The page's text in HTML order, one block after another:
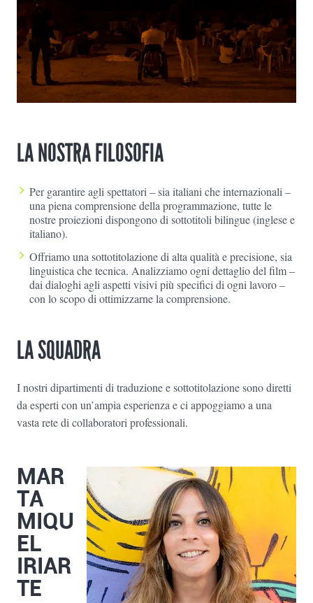
LA NOSTRA FILOSOFIA
Per garantire agli spettatori – sia italiani che internazionali –
una piena comprensione della programmazione, tutte le
nostre proiezioni dispongono di sottotitoli bilingue (inglese e
italiano).
Offriamo una sottotitolazione di alta qualità e precisione, sia
linguistica che tecnica. Analizziamo ogni dettaglio del film –
dai dialoghi agli aspetti visivi più specifici di ogni lavoro –
con lo scopo di ottimizzarne la comprensione.
LA SQUADRA
I nostri dipartimenti di traduzione e sottotitolazione sono diretti
da esperti con un’ampia esperienza e ci appoggiamo a una
vasta rete di collaboratori professionali.
MAR
TA
MIQU
EL
IRIAR
TE